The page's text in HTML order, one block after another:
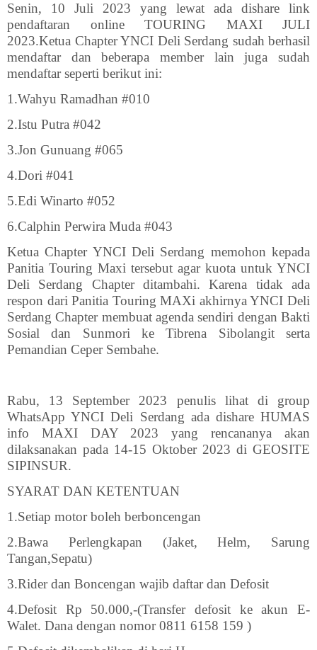
Senin, 10 Juli 2023 yang lewat ada dishare link
pendaftaran online TOURING MAXI JULI
2023.Ketua Chapter YNCI Deli Serdang sudah berhasil
mendaftar dan beberapa member lain juga sudah
mendaftar seperti berikut ini:
1.Wahyu Ramadhan #010
2.Istu Putra #042
3.Jon Gunuang #065
4.Dori #041
5.Edi Winarto #052
6.Calphin Perwira Muda #043
Ketua Chapter YNCI Deli Serdang memohon kepada
Panitia Touring Maxi tersebut agar kuota untuk YNCI
Deli Serdang Chapter ditambahi. Karena tidak ada
respon dari Panitia Touring MAXi akhirnya YNCI Deli
Serdang Chapter membuat agenda sendiri dengan Bakti
Sosial dan Sunmori ke Tibrena Sibolangit serta
Pemandian Ceper Sembahe.
Rabu, 13 September 2023 penulis lihat di group
WhatsApp YNCI Deli Serdang ada dishare HUMAS
info MAXI DAY 2023 yang rencananya akan
dilaksanakan pada 14-15 Oktober 2023 di GEOSITE
SIPINSUR.
SYARAT DAN KETENTUAN
1.Setiap motor boleh berboncengan
2.Bawa Perlengkapan (Jaket, Helm, Sarung
Tangan,Sepatu)
3.Rider dan Boncengan wajib daftar dan Defosit
4.Defosit Rp 50.000,-(Transfer defosit ke akun E-
Walet. Dana dengan nomor 0811 6158 159 )